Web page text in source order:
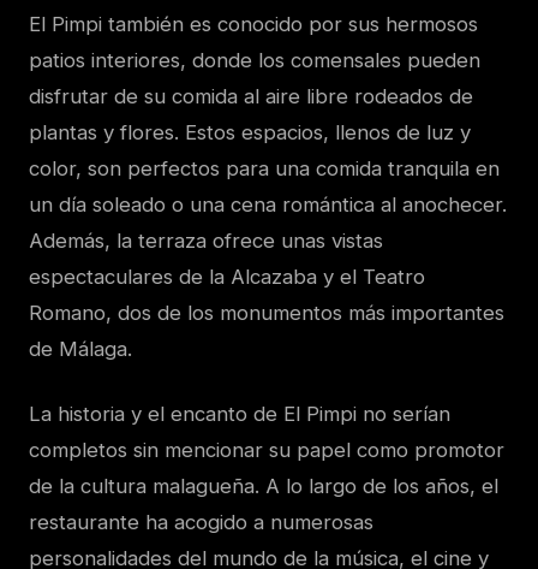
El Pimpi también es conocido por sus hermosos
patios interiores, donde los comensales pueden
disfrutar de su comida al aire libre rodeados de
plantas y flores. Estos espacios, llenos de luz y
color, son perfectos para una comida tranquila en
un día soleado o una cena romántica al anochecer.
Además, la terraza ofrece unas vistas
espectaculares de la Alcazaba y el Teatro
Romano, dos de los monumentos más importantes
de Málaga.
La historia y el encanto de El Pimpi no serían
completos sin mencionar su papel como promotor
de la cultura malagueña. A lo largo de los años, el
restaurante ha acogido a numerosas
personalidades del mundo de la música, el cine y